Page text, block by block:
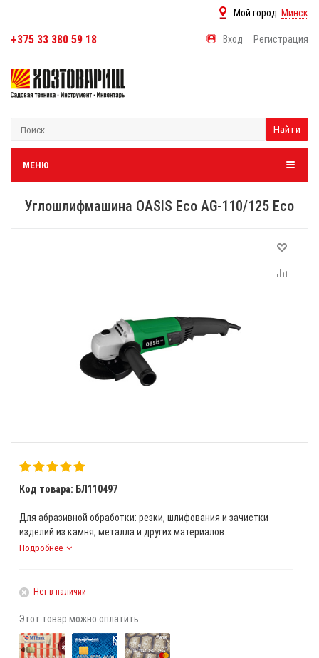
Мой город: Минск
+375 33 380 59 18 Вход Регистрация
Найти
МЕНЮ
Углошлифмашина OASIS Eco AG-110/125 Eco
Код товара: БЛ110497
Для абразивной обработки: резки, шлифования и зачистки
изделий из камня, металла и других материалов.
Подробнее
Нет в наличии
Этот товар можно оплатить